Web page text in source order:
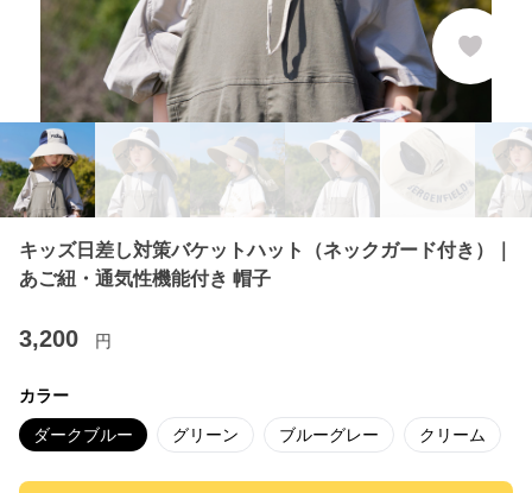
キッズ日差し対策バケットハット（ネックガード付き）｜
あご紐・通気性機能付き 帽子
3,200 円
カラー
ダークブルー グリーン ブルーグレー クリーム